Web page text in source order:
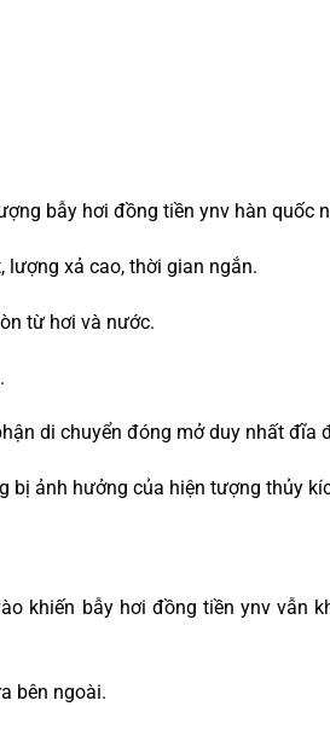
bẫy hơi đồng tiền ynv hàn quốc
lượng xả cao, thời gian ngắn.
từ hơi và nước.
di chuyển đóng mở duy nhất đĩa
bị ảnh hưởng của hiện tượng thủy
khiến bẫy hơi đồng tiền ynv vẫn
bên ngoài.